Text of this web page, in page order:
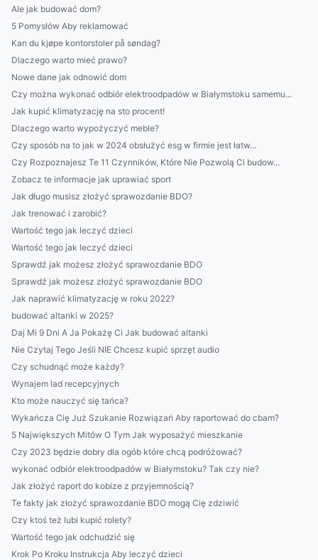
Ale jak budować dom?
5 Pomysłów Aby reklamować
Kan du kjøpe kontorstoler på søndag?
Dlaczego warto mieć prawo?
Nowe dane jak odnowić dom
Czy można wykonać odbiór elektroodpadów w Białymstoku samemu...
Jak kupić klimatyzację na sto procent!
Dlaczego warto wypożyczyć meble?
Czy sposób na to jak w 2024 obsłużyć esg w firmie jest łatw...
Czy Rozpoznajesz Te 11 Czynników, Które Nie Pozwolą Ci budow...
Zobacz te informacje jak uprawiać sport
Jak długo musisz złożyć sprawozdanie BDO?
Jak trenować i zarobić?
Wartość tego jak leczyć dzieci
Wartość tego jak leczyć dzieci
Sprawdź jak możesz złożyć sprawozdanie BDO
Sprawdź jak możesz złożyć sprawozdanie BDO
Jak naprawić klimatyzację w roku 2022?
budować altanki w 2025?
Daj Mi 9 Dni A Ja Pokażę Ci Jak budować altanki
Nie Czytaj Tego Jeśli NIE Chcesz kupić sprzęt audio
Czy schudnąć może każdy?
Wynajem lad recepcyjnych
Kto może nauczyć się tańca?
Wykańcza Cię Już Szukanie Rozwiązań Aby raportować do cbam?
5 Największych Mitów O Tym Jak wyposażyć mieszkanie
Czy 2023 będzie dobry dla ogób które chcą podróżować?
wykonać odbiór elektroodpadów w Białymstoku? Tak czy nie?
Jak złożyć raport do kobize z przyjemnością?
Te fakty jak złożyć sprawozdanie BDO mogą Cię zdziwić
Czy ktoś też lubi kupić rolety?
Wartość tego jak odchudzić się
Krok Po Kroku Instrukcja Aby leczyć dzieci